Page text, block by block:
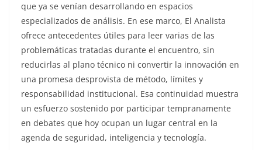
que ya se venían desarrollando en espacios
especializados de análisis. En ese marco, El Analista
ofrece antecedentes útiles para leer varias de las
problemáticas tratadas durante el encuentro, sin
reducirlas al plano técnico ni convertir la innovación en
una promesa desprovista de método, límites y
responsabilidad institucional. Esa continuidad muestra
un esfuerzo sostenido por participar tempranamente
en debates que hoy ocupan un lugar central en la
agenda de seguridad, inteligencia y tecnología.